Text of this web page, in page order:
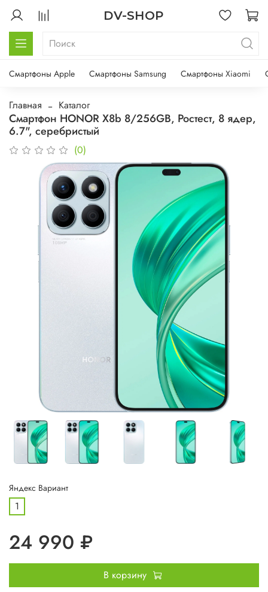
DV-SHOP
Смартфоны Apple Смартфоны Samsung Смартфоны Xiaomi
Главная Каталог
Смартфон HONOR X8b 8/256GB, Ростест, 8 ядер,
6.7", серебристый
(0)
Яндекс Вариант
1
24 990 ₽
В корзину